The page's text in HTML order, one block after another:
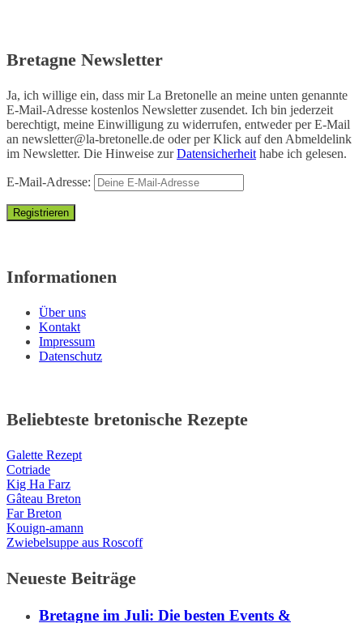
Bretagne Newsletter
Ja, ich willige ein, dass mir La Bretonelle an meine unten genannte
E-Mail-Adresse kostenlos Newsletter zusendet. Ich bin jederzeit
berechtigt, meine Einwilligung zu widerrufen, entweder per E-Mail
an newsletter@la-bretonelle.de oder per Klick auf den Abmeldelink
im Newsletter. Die Hinweise zurDatensicherheit habe ich gelesen.
E-Mail-Adresse:
Informationen
Über uns
Kontakt
Impressum
Datenschutz
Beliebteste bretonische Rezepte
Galette Rezept
Cotriade
Kig Ha Farz
Gâteau Breton
Far Breton
Kouign-amann
Zwiebelsuppe aus Roscoff
Neueste Beiträge
Bretagne im Juli: Die besten Events &